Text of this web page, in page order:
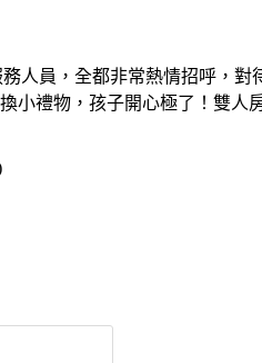
人員，全都非常熱情招呼，
小禮物，孩子開心極了！雙